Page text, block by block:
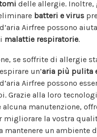
delle allergie. Inoltre,
batteri e virus
Airfree possono
malattie respiratorie.
se soffrite di allergie
un’aria più pulita
Airfree possono
Grazie alla loro
alcuna manutenzione,
migliorare la vostra
mantenere un ambiente